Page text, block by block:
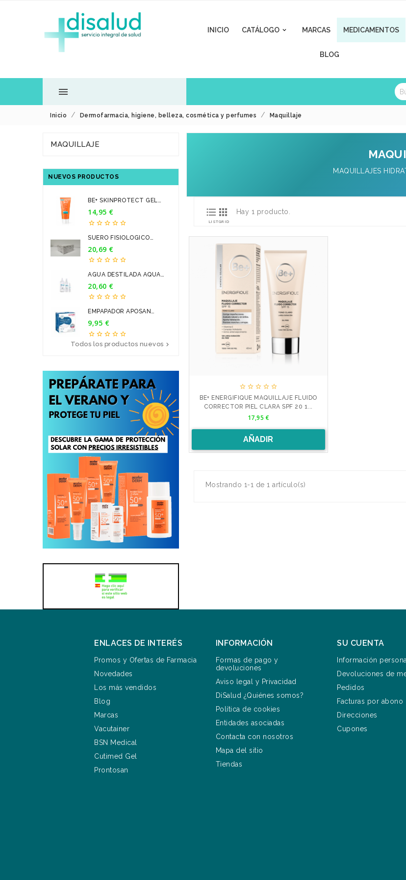
INICIO 
CATÁLOGO MARCAS MEDICAMENTOS
BLOG

TODOS LOS
DEPARTAMENTOS
Inicio Dermofarmacia, higiene, belleza, cosmética y perfumes Maquillaje
MAQUILLAJE
NUEVOS PRODUCTOS
BE+ SKINPROTECT GEL
CREMA...
Precio
14,95 €
    
SUERO FISIOLOGICO
Precio
20,69 €
    
AGUA DESTILADA AQUA
PARA...
Precio
20,60 €
    
EMPAPADOR APOSAN
60*90CM 20U
Precio
9,95 €
    
Todos los productos nuevos 
MAQUILLAJES

LIST

GRID
Hay 1 producto.
    
BE+ ENERGIFIQUE MAQUILLAJE FLUIDO
CORRECTOR PIEL CLARA SPF 20 1...
Precio
17,95 €
AÑADIR
Mostrando 1-1 de 1 artículo(s)
ENLACES DE INTERÉS
Promos y Ofertas de Farmacia
Novedades
Los más vendidos
Blog
Marcas
Vacutainer
BSN Medical
Cutimed Gel
Prontosan
INFORMACIÓN
Formas de pago y
devoluciones
Aviso legal y Privacidad
DiSalud ¿Quiénes somos?
Política de cookies
Entidades asociadas
Contacta con nosotros
Mapa del sitio
Tiendas
SU CUENTA
Información
Devoluciones de
Pedidos
Facturas por abono
Direcciones
Cupones